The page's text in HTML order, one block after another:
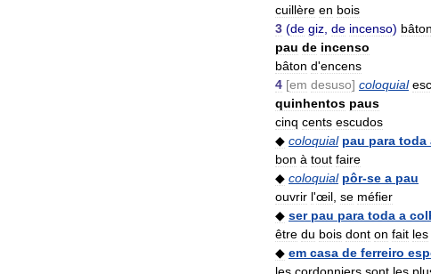
cuillère en bois
3 (de giz de incenso) bâton
pau de incenso
bâton d'encens
4 [em desuso] coloquial
quinhentos paus
cinq cents escudos
◆ coloquial pau para toda
bon à tout faire
◆ coloquial pôr-se a pau
ouvrir l'œil se méfier
◆ ser pau para toda a
être du bois dont on fait les
◆ em casa de ferreiro